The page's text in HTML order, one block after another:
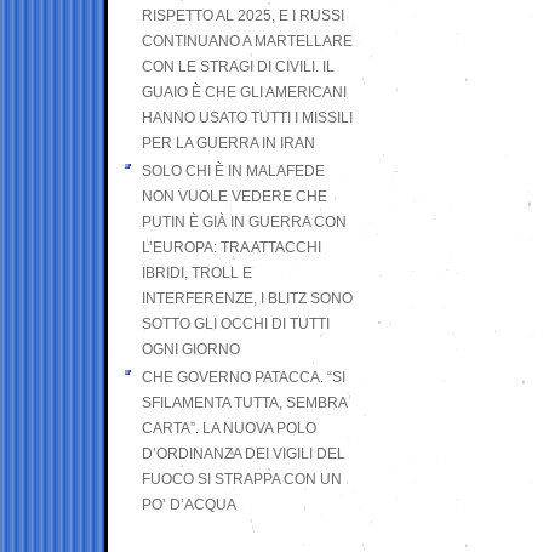
RISPETTO AL 2025, E I RUSSI
CONTINUANO A MARTELLARE
CON LE STRAGI DI CIVILI. IL
GUAIO È CHE GLI AMERICANI
HANNO USATO TUTTI I MISSILI
PER LA GUERRA IN IRAN
SOLO CHI È IN MALAFEDE
NON VUOLE VEDERE CHE
PUTIN È GIÀ IN GUERRA CON
L’EUROPA: TRA ATTACCHI
IBRIDI, TROLL E
INTERFERENZE, I BLITZ SONO
SOTTO GLI OCCHI DI TUTTI
OGNI GIORNO
CHE GOVERNO PATACCA. “SI
SFILAMENTA TUTTA, SEMBRA
CARTA”. LA NUOVA POLO
D’ORDINANZA DEI VIGILI DEL
FUOCO SI STRAPPA CON UN
PO’ D’ACQUA